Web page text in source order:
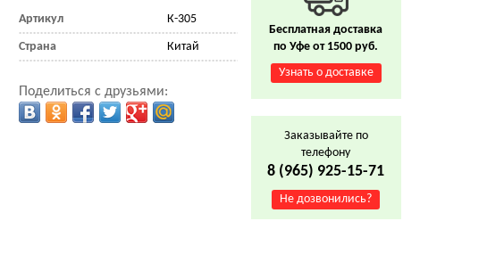
Артикул К-305
Страна Китай
Поделиться с друзьями:
Бесплатная доставка
по Уфе от 1500 руб.
Узнать о доставке
Заказывайте по
телефону
8 (965) 925-15-71
Не дозвонились?